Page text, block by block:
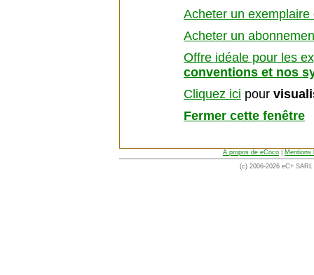
Acheter un
Acheter un
Offre idéale pour les
conventions et nos
Cliquez ici pour
Fermer cette fenêtre
A propos de eCoco
Mentions
(c) 2006-2026 eC+